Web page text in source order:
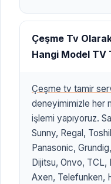
Çeşme Tv
Hangi Model TV
Çeşme tv tamir
deneyimimizle her
işlemi yapıyoruz.
Sunny, Regal,
Panasonic,
Dijitsu, Onvo, TCL,
Axen, Telefunken,